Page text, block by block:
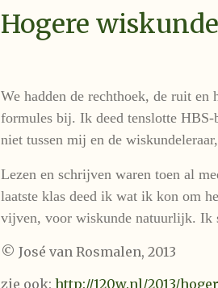
Hogere wiskunde
We hadden de rechthoek, de ruit
formules bij. Ik deed tenslotte
niet tussen mij en de
Lezen en schrijven waren toen al
laatste klas deed ik wat ik kon om
vijven, voor wiskunde natuurlijk. Ik
© José van Rosmalen, 2013
zie ook: http://120w.nl/2013/